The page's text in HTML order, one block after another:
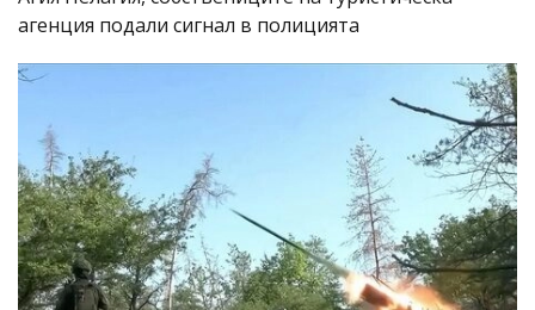
агенция подали сигнал в полицията